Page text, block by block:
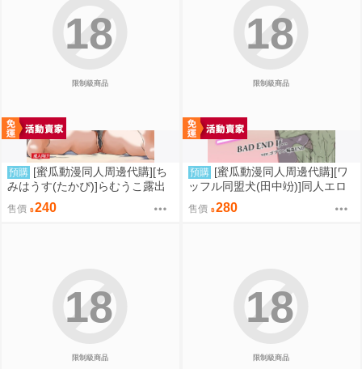
限制級商品
18
預購 [蜜瓜動漫同人周邊代購][ち
みはうす(たかぴ)]らむうこ露出
物語4(同人誌)
售價 240
限制級商品
18
預購 [蜜瓜動漫同人周邊代購][ワ
ッフル同盟犬(田中竕)]同人エロ
ゲ転生BAD END if… C108改訂
版(同人誌)
售價 280
限制級商品
18
限制級商品
18